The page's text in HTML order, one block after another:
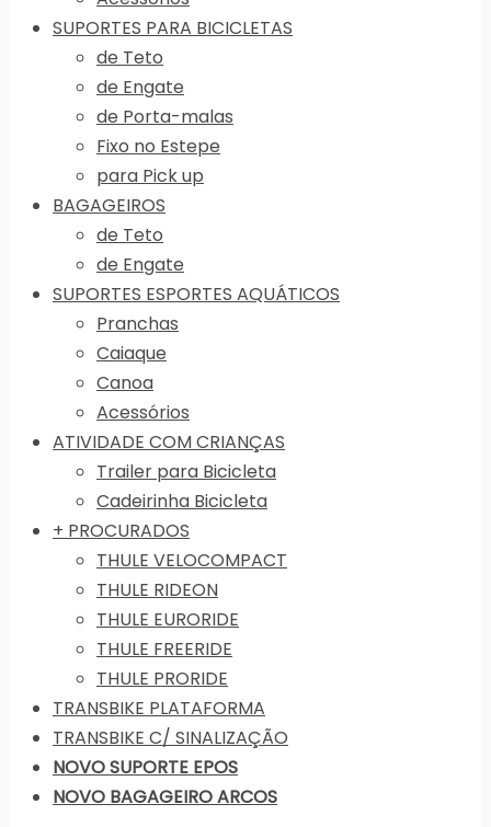
SUPORTES PARA BICICLETAS
de Teto
de Engate
de Porta-malas
Fixo no Estepe
para Pick up
BAGAGEIROS
de Teto
de Engate
SUPORTES ESPORTES AQUÁTICOS
Pranchas
Caiaque
Canoa
Acessórios
ATIVIDADE COM CRIANÇAS
Trailer para Bicicleta
Cadeirinha Bicicleta
+ PROCURADOS
THULE VELOCOMPACT
THULE RIDEON
THULE EURORIDE
THULE FREERIDE
THULE PRORIDE
TRANSBIKE PLATAFORMA
TRANSBIKE C/ SINALIZAÇÃO
NOVO SUPORTE EPOS
NOVO BAGAGEIRO ARCOS